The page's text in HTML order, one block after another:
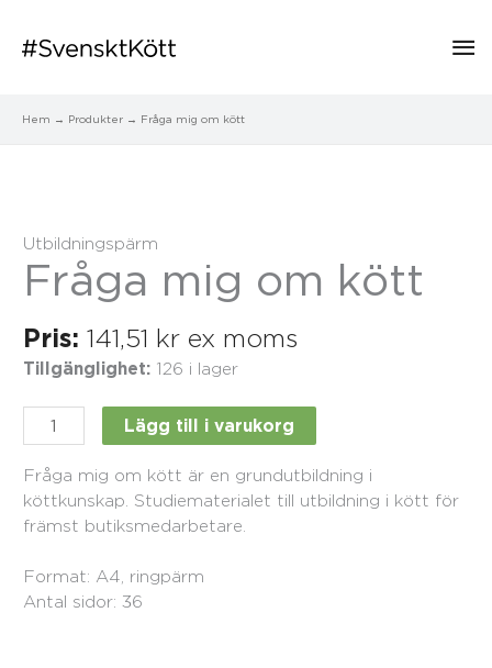
Hem Produkter Fråga mig om kött
Utbildningspärm
Fråga mig om kött
Pris: 141,51 kr ex moms
Tillgänglighet: 126 i lager
om
mängd
Lägg till i varukorg
Fråga mig om kött är en grundutbildning i
köttkunskap. Studiematerialet till utbildning i kött för
främst butiksmedarbetare.
Format: A4, ringpärm
Antal sidor: 36